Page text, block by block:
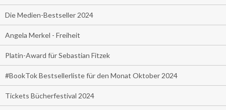
Die Medien-Bestseller 2024
Angela Merkel - Freiheit
Platin-Award für Sebastian Fitzek
#BookTok Bestsellerliste für den Monat Oktober 2024
Tickets Bücherfestival 2024